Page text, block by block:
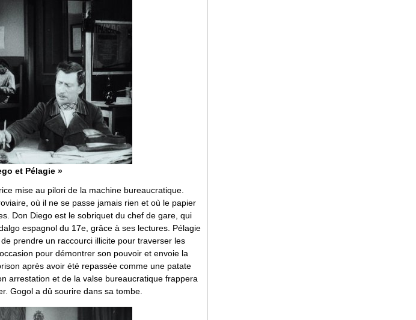
et Pélagie »
mise au pilori de la machine bureaucratique.
où il ne se passe jamais rien et où le papier
Don Diego est le sobriquet du chef de gare, qui
espagnol du 17e, grâce à ses lectures. Pélagie
prendre un raccourci illicite pour traverser les
pour démontrer son pouvoir et envoie la
après avoir été repassée comme une patate
arrestation et de la valse bureaucratique frappera
Gogol a dû sourire dans sa tombe.